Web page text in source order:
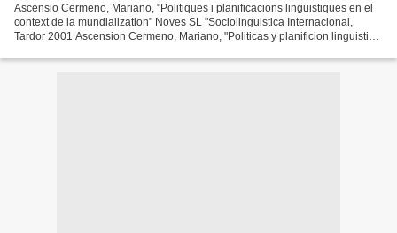
Ascensio Cermeno, Mariano, "Politiques i planificacions linguistiques en el
context de la mundialization" Noves SL "Sociolinguistica Internacional,
Tardor 2001 Ascension Cermeno, Mariano, "Politicas y planificion linguistica: